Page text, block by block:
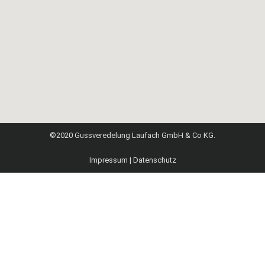
©2020 Gussveredelung Laufach GmbH & Co KG.
Impressum | Datenschutz